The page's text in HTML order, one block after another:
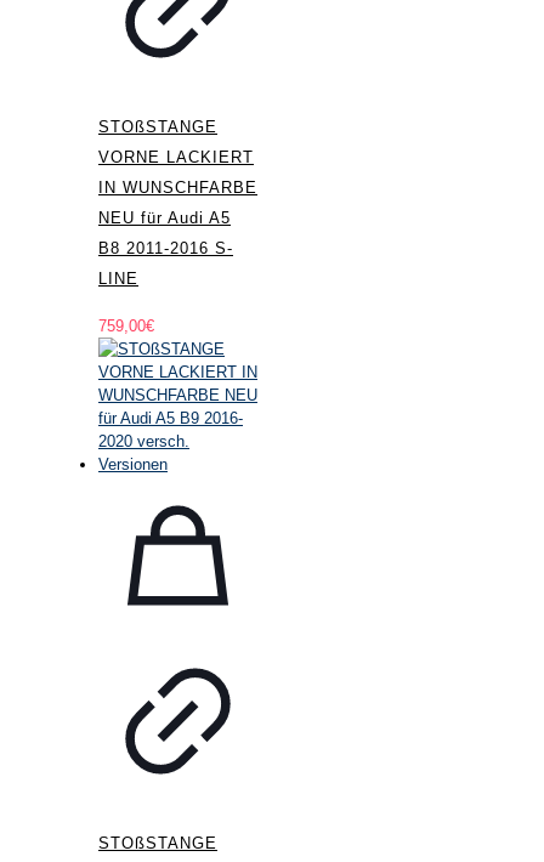
STOßSTANGE
VORNE LACKIERT
IN WUNSCHFARBE
NEU für Audi A5
B8 2011-2016 S-
LINE
759,00€
STOßSTANGE